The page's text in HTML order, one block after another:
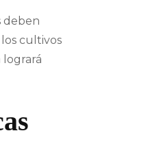
deben
cultivos
logrará